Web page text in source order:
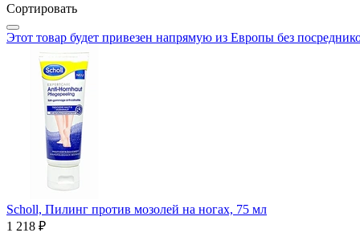
Сортировать
Этот товар будет привезен напрямую из Европы без
Scholl, Пилинг против мозолей на ногах, 75 мл
1 218 ₽